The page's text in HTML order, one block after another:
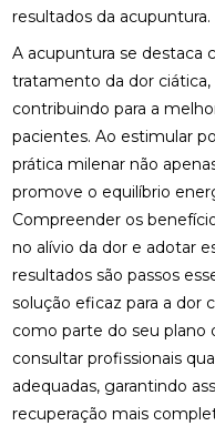
resultados da acupuntura.
A acupuntura se destaca
tratamento da dor
contribuindo para a
pacientes. Ao estimular
prática milenar não
promove o equilíbrio
Compreender os
no alívio da dor e adotar
resultados são passos
solução eficaz para a dor
como parte do seu
consultar profissionais
adequadas, garantindo
recuperação mais
FISIOTERAPIA RESPIRATÓRIA DOMICILIAR:
BENEFÍCIOS INCRÍVEIS
FISIOTERAPIA VESTIBULAR PARA LABIRINTITE:
BENEFÍCIOS E
FISIOTERAPIA VESTIBULAR PARA LABIRINTITE:
COMO ALIVIAR
QUALIDADE DE VIDA
FISIOTERAPIA VESTIBULAR PARA LABIRINTITE:
COMO ALIVIAR
EQUILÍBRIO
FISIOTERAPIA VESTIBULAR PARA LABIRINTITE: O
GUIA COMPLETO
REABILITAÇÃO FÍSICA